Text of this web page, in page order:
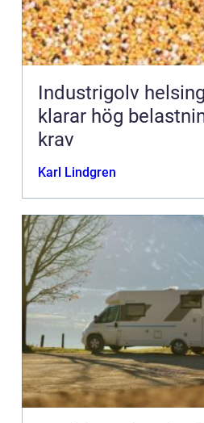
Industrigolv
klarar hög
krav
Karl Lindgren